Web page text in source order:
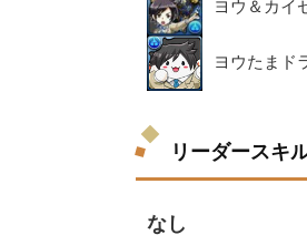
ヨウ＆カイ
ヨウたまド
リーダースキ
なし